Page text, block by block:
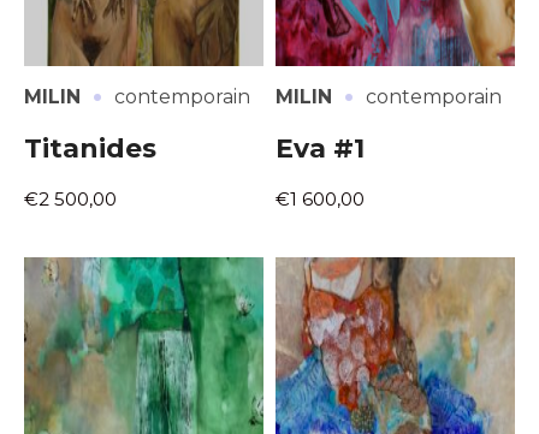
MILIN · contemporain
Titanides
€2 500,00
MILIN · contemporain
Eva #1
€1 600,00